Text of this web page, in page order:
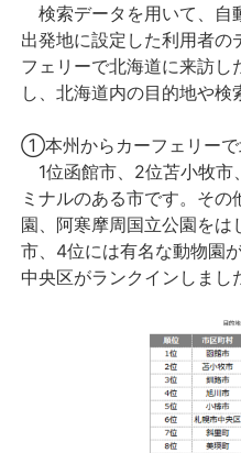
検索データを用いて、自
出発地に設定した利用者の
フェリーで北海道に来訪し
し、北海道内の目的地や検
①本州からカーフェリーで
1位函館市、2位苫小牧市
ミナルのある市です。そ
園、阿寒摩周国立公園をは
市、4位には有名な動物園
中央区がランクインしまし